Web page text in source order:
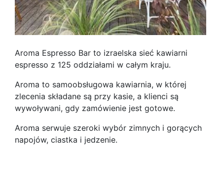
Aroma Espresso Bar to izraelska sieć kawiarni
espresso z 125 oddziałami w całym kraju.
Aroma to samoobsługowa kawiarnia, w której
zlecenia składane są przy kasie, a klienci są
wywoływani, gdy zamówienie jest gotowe.
Aroma serwuje szeroki wybór zimnych i gorących
napojów, ciastka i jedzenie.